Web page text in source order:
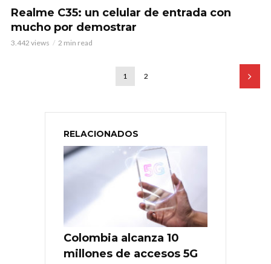
Realme C35: un celular de entrada con
mucho por demostrar
3.442 views 2 min read
1 2
RELACIONADOS
Colombia alcanza 10
millones de accesos 5G